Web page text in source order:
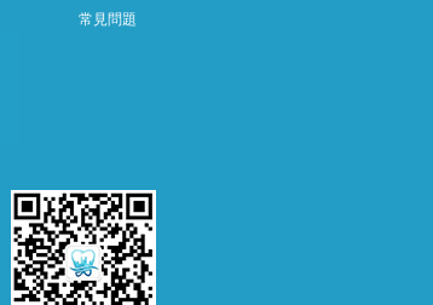
常見問題